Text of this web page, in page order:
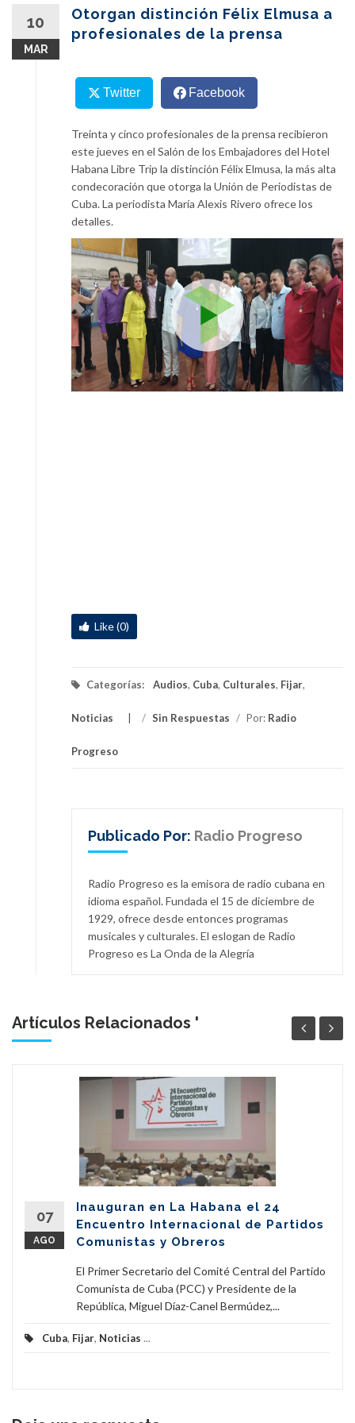
10
MAR
Otorgan distinción Félix Elmusa a
profesionales de la prensa
Twitter Facebook
Treinta y cinco profesionales de la prensa recibieron
este jueves en el Salón de los Embajadores del Hotel
Habana Libre Trip la distinción Félix Elmusa, la más alta
condecoración que otorga la Unión de Periodistas de
Cuba. La periodista María Alexis Rivero ofrece los
detalles.
Like (0)
Categorías: Audios, Cuba, Culturales, Fijar,
Noticias / Sin Respuestas / Por: Radio
Progreso
Publicado Por: Radio Progreso
Radio Progreso es la emisora de radio cubana en
idioma español. Fundada el 15 de diciembre de
1929, ofrece desde entonces programas
musicales y culturales. El eslogan de Radio
Progreso es La Onda de la Alegría
Artículos Relacionados '
07
AGO
Inauguran en La Habana el 24
Encuentro Internacional de Partidos
Comunistas y Obreros
El Primer Secretario del Comité Central del Partido
Comunista de Cuba (PCC) y Presidente de la
República, Miguel Díaz-Canel Bermúdez,...
Cuba, Fijar, Noticias ...